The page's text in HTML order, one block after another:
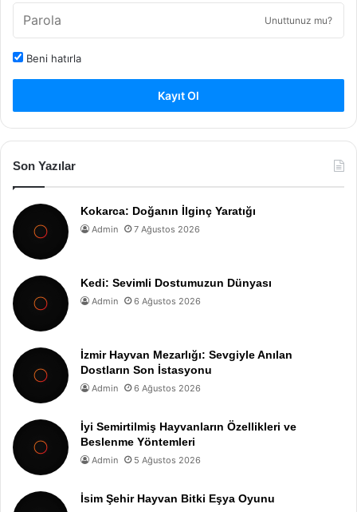
Unuttunuz mu?
Beni hatırla
Kayıt Ol
Son Yazılar
Kokarca: Doğanın İlginç Yaratığı
Admin 7 Ağustos 2026
Kedi: Sevimli Dostumuzun Dünyası
Admin 6 Ağustos 2026
İzmir Hayvan Mezarlığı: Sevgiyle Anılan
Dostların Son İstasyonu
Admin 6 Ağustos 2026
İyi Semirtilmiş Hayvanların Özellikleri ve
Beslenme Yöntemleri
Admin 5 Ağustos 2026
İsim Şehir Hayvan Bitki Eşya Oyunu